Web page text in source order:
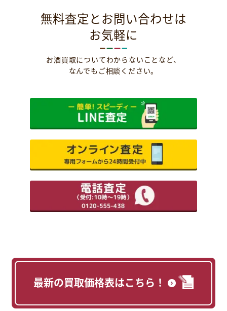
無料査定とお問い合わせは
お気軽に
お酒買取についてわからないことなど、
なんでもご相談ください。
最新の買取価格表はこちら！